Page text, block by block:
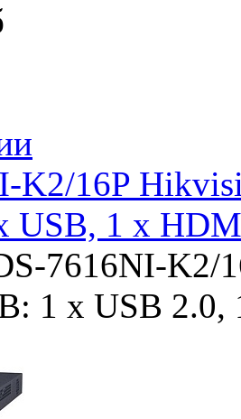
K2/16P
USB, 1 x
7616NI-K2/
1 x USB 2.0,